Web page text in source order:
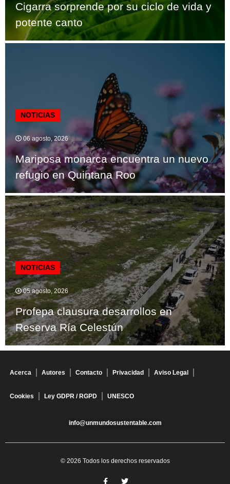
Cigarra sorprende por su ciclo de vida y
potente canto
NOTICIAS
06 agosto, 2026
Mariposa monarca encuentra un nuevo
refugio en Quintana Roo
NOTICIAS
05 agosto, 2026
Profepa clausura desarrollos en
Reserva Ría Celestún
Acerca Autores Contacto Privacidad Aviso Legal
Cookies Ley GDPR / RGPD UNESCO
info@unmundosustentable.com
© 2026 Todos los derechos reservados